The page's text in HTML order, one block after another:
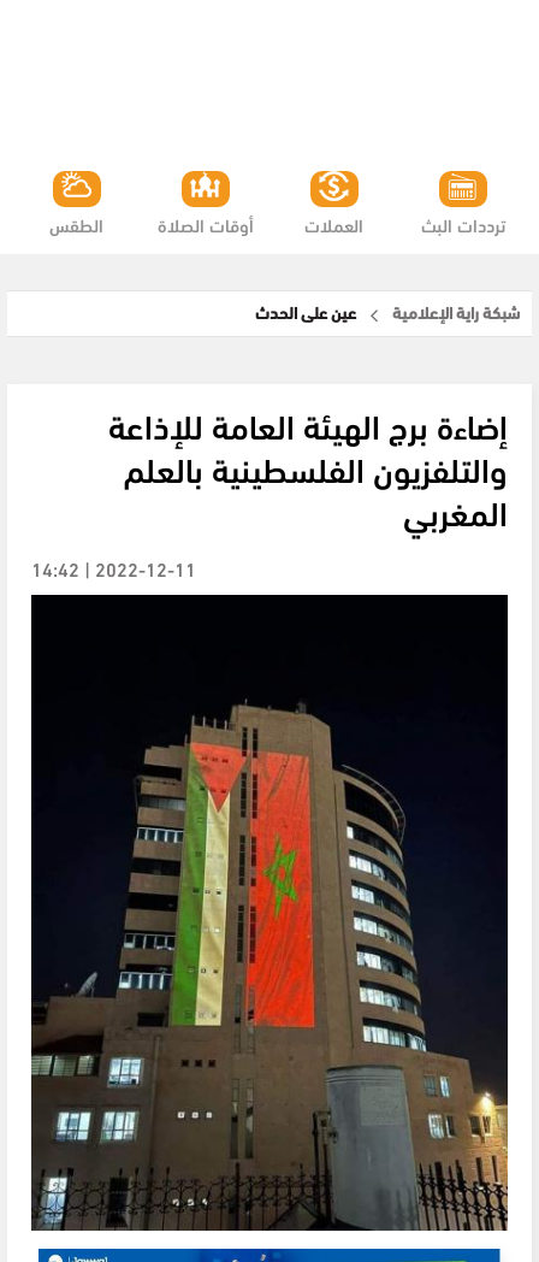
الطقس أوقات الصلاة العملات ترددات البث
شبكة راية الإعلامية عين على الحدث
إضاءة برج الهيئة العامة للإذاعة
والتلفزيون الفلسطينية بالعلم
المغربي
2022-12-11 | 14:42